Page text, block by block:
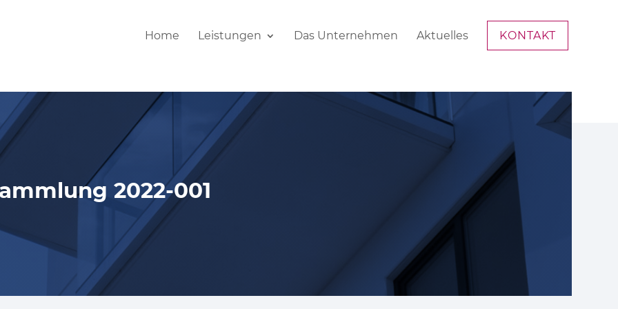
Home Leistungen Das Unternehmen Aktuelles KONTAKT
2022-001